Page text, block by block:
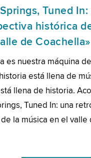
Tuned In:
histórica
de Coachella»
es nuestra máquina
está llena de
llena de historia.
Tuned In: una
la música en el valle